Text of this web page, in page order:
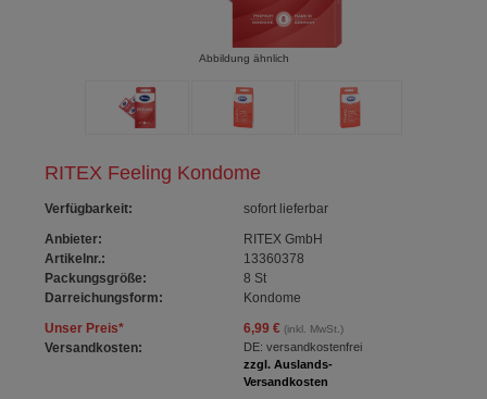
RITEX Feeling Kondome
Verfügbarkeit:
sofort lieferbar
Anbieter:
RITEX GmbH
Artikelnr.:
13360378
Packungsgröße:
8 St
Darreichungsform:
Kondome
Unser Preis* 6,99 €(inkl. MwSt.)
Versandkosten:
DE: versandkostenfrei
zzgl. Auslands-
Versandkosten
Abbildung ähnlich